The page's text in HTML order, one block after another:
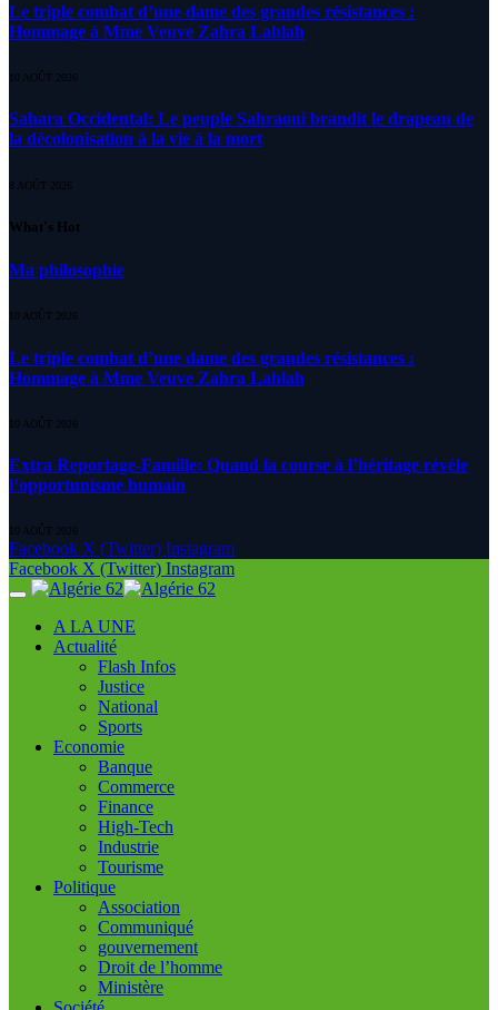
Le triple combat d’une dame des grandes résistances :
Hommage à Mme Veuve Zahra Lahlah
10 AOÛT 2026
Sahara Occidental: Le peuple Sahraoui brandit le drapeau de
la décolonisation à la vie à la mort
8 AOÛT 2026
What's Hot
Ma philosophie
10 AOÛT 2026
Le triple combat d’une dame des grandes résistances :
Hommage à Mme Veuve Zahra Lahlah
10 AOÛT 2026
Extra Reportage-Famille: Quand la course à l’héritage révèle
l’opportunisme humain
10 AOÛT 2026
Facebook X (Twitter) Instagram
Facebook X (Twitter) Instagram
A LA UNE
Actualité
Flash Infos
Justice
National
Sports
Economie
Banque
Commerce
Finance
High-Tech
Industrie
Tourisme
Politique
Association
Communiqué
gouvernement
Droit de l’homme
Ministère